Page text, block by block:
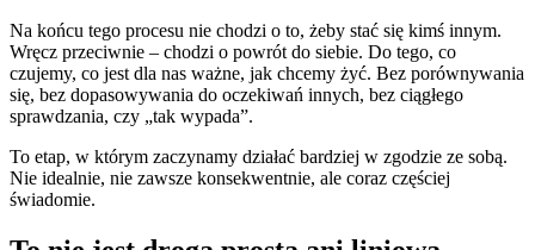
Na końcu tego procesu nie chodzi o to, żeby stać się kimś innym.
Wręcz przeciwnie – chodzi o powrót do siebie. Do tego, co
czujemy, co jest dla nas ważne, jak chcemy żyć. Bez porównywania
się, bez dopasowywania do oczekiwań innych, bez ciągłego
sprawdzania, czy „tak wypada”.
To etap, w którym zaczynamy działać bardziej w zgodzie ze sobą.
Nie idealnie, nie zawsze konsekwentnie, ale coraz częściej
świadomie.